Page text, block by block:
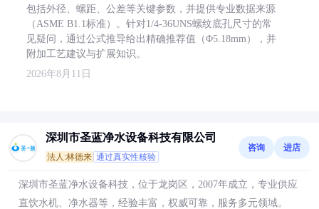
包括外径、螺距、公差等关键参数，并提供专业数据来源
（ASME B1.1标准）。针对1/4-36UNS螺纹底孔尺寸的常
见疑问，通过公式推导给出精确推荐值（Φ5.18mm），并
附加工艺建议与扩展知识。
2026年8月11日
深圳市圣蓝净水设备科技有限公司
法人:林德来 通过真实性核验
咨询 进店
深圳市圣蓝净水设备科技，位于龙岗区，2007年成立，专业供应
直饮水机、净水器等，经验丰富，权威可靠，服务多元领域。